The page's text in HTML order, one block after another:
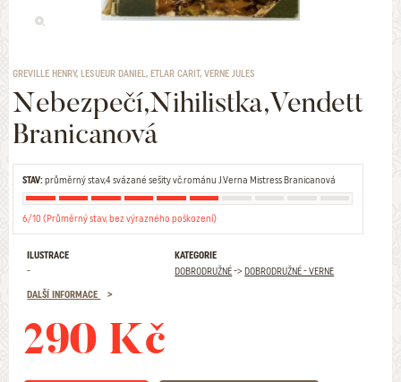
GREVILLE HENRY, LESUEUR DANIEL, ETLAR CARIT, VERNE JULES
Branicanová
STAV:průměrný stav,4 svázané sešity vč.románu J.Verna Mistress Branicanová
6/10 (Průměrný stav, bez výrazného poškození)
ILUSTRACE
-
KATEGORIE
DOBRODRUŽNÉ->DOBRODRUŽNÉ - VERNE
DALŠÍ INFORMACE
290 Kč